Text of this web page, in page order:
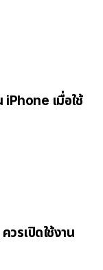
เมื่อใช้
วรเปิดใช้งาน